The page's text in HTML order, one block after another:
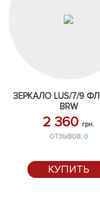
ЗЕРКАЛО LUS/7/9
BRW
2 360 грн.
ОТЗЫВОВ: 0
КУПИТЬ